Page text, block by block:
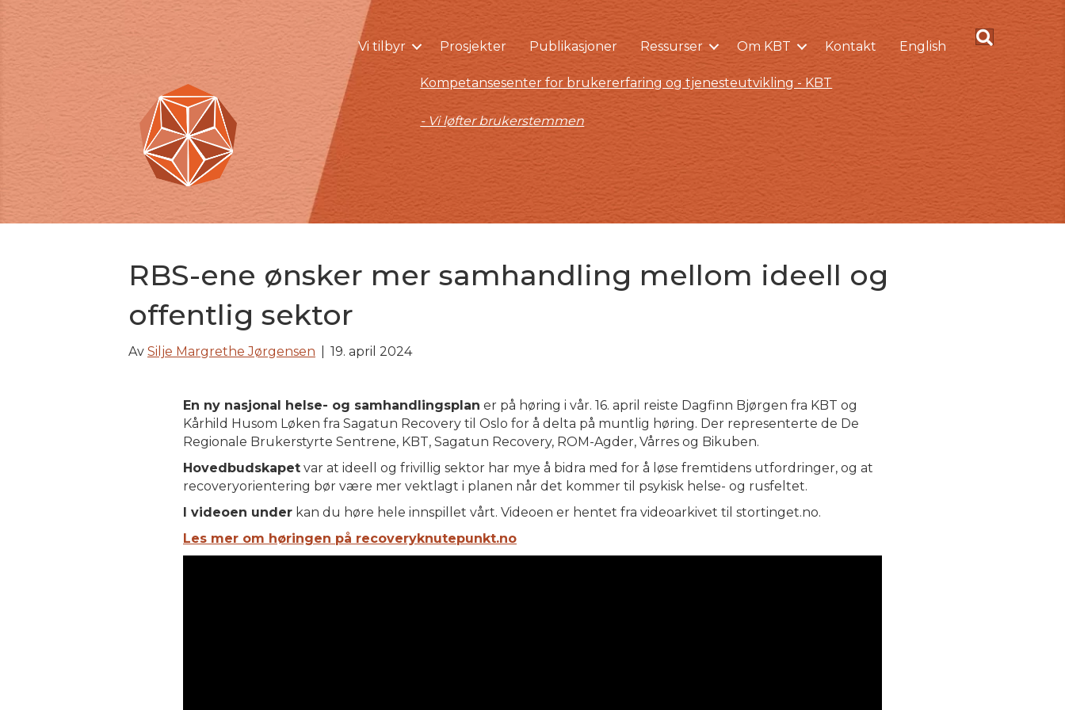
Vi tilbyr Prosjekter Publikasjoner Ressurser Om KBT Kontakt English
Kompetansesenter for brukererfaring og tjenesteutvikling - KBT
- Vi løfter brukerstemmen
RBS-ene ønsker mer samhandling mellom ideell og
offentlig sektor
Av Silje Margrethe Jørgensen 19. april 2024
En ny nasjonal helse- og samhandlingsplan er på høring i vår. 16. april reiste Dagfinn Bjørgen fra KBT og
Kårhild Husom Løken fra Sagatun Recovery til Oslo for å delta på muntlig høring. Der representerte de De
Regionale Brukerstyrte Sentrene, KBT, Sagatun Recovery, ROM-Agder, Vårres og Bikuben.
Hovedbudskapet var at ideell og frivillig sektor har mye å bidra med for å løse fremtidens utfordringer, og at
recoveryorientering bør være mer vektlagt i planen når det kommer til psykisk helse- og rusfeltet.
I videoen under kan du høre hele innspillet vårt. Videoen er hentet fra videoarkivet til stortinget.no.
Les mer om høringen på recoveryknutepunkt.no